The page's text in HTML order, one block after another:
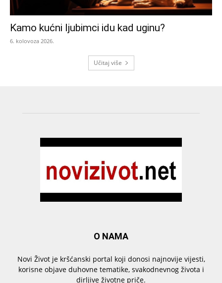
Kamo kućni ljubimci idu kad uginu?
6. kolovoza 2026.
Učitaj više
O NAMA
Novi Život je kršćanski portal koji donosi najnovije vijesti,
korisne objave duhovne tematike, svakodnevnog života i
dirljive životne priče.